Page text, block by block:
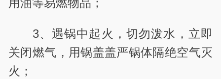
用油等易燃物品；
3、遇锅中起火，切勿泼水，立即
关闭燃气，用锅盖盖严锅体隔绝空气灭
火；